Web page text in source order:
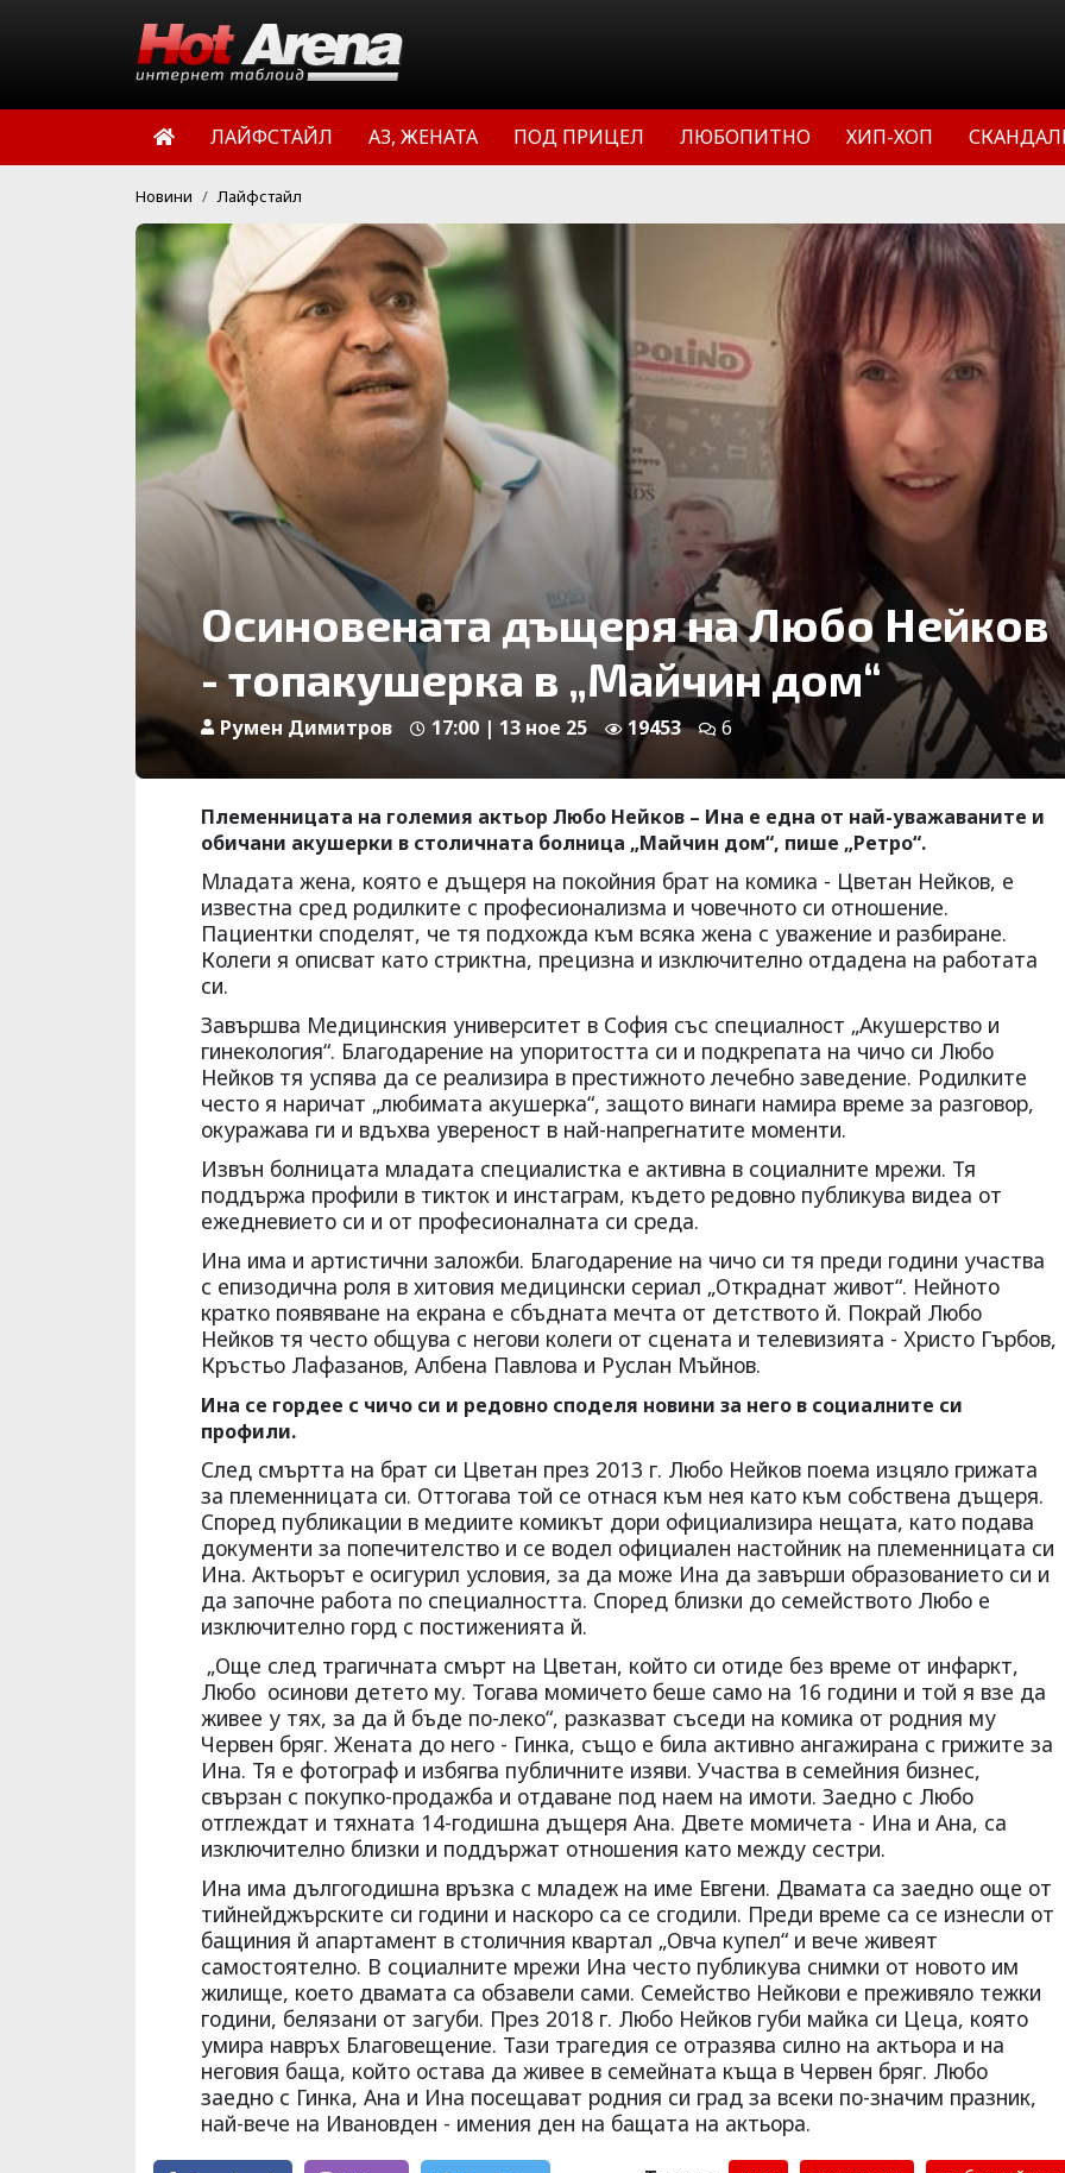
ЛАЙФСТАЙЛ АЗ, ЖЕНАТА ПОД ПРИЦЕЛ ЛЮБОПИТНО ХИП-ХОП
Новини Лайфстайл
Осиновената дъщеря на Любо Нейков
- топакушерка в „Майчин дом“
Румен Димитров 17:00 | 13 ное 25 19453 6
Племенницата на големия актьор Любо Нейков – Ина е една от най-уважаваните и
обичани акушерки в столичната болница „Майчин дом“, пише „Ретро“.
Младата жена, която е дъщеря на покойния брат на комика - Цветан Нейков, е
известна сред родилките с професионализма и човечното си отношение.
Пациентки споделят, че тя подхожда към всяка жена с уважение и разбиране.
Колеги я описват като стриктна, прецизна и изключително отдадена на работата
си.
Завършва Медицинския университет в София със специалност „Акушерство и
гинекология“. Благодарение на упоритостта си и подкрепата на чичо си Любо
Нейков тя успява да се реализира в престижното лечебно заведение. Родилките
често я наричат „любимата акушерка“, защото винаги намира време за разговор,
окуражава ги и вдъхва увереност в най-напрегнатите моменти.
Извън болницата младата специалистка е активна в социалните мрежи. Тя
поддържа профили в тикток и инстаграм, където редовно публикува видеа от
ежедневието си и от професионалната си среда.
Ина има и артистични заложби. Благодарение на чичо си тя преди години участва
с епизодична роля в хитовия медицински сериал „Откраднат живот“. Нейното
кратко появяване на екрана е сбъдната мечта от детството й. Покрай Любо
Нейков тя често общува с негови колеги от сцената и телевизията - Христо Гърбов,
Кръстьо Лафазанов, Албена Павлова и Руслан Мъйнов.
Ина се гордее с чичо си и редовно споделя новини за него в социалните си
профили.
След смъртта на брат си Цветан през 2013 г. Любо Нейков поема изцяло грижата
за племенницата си. Оттогава той се отнася към нея като към собствена дъщеря.
Според публикации в медиите комикът дори официализира нещата, като подава
документи за попечителство и се водел официален настойник на племенницата си
Ина. Актьорът е осигурил условия, за да може Ина да завърши образованието си и
да започне работа по специалността. Според близки до семейството Любо е
изключително горд с постиженията й.
„Още след трагичната смърт на Цветан, който си отиде без време от инфаркт,
Любо осинови детето му. Тогава момичето беше само на 16 години и той я взе да
живее у тях, за да й бъде по-леко“, разказват съседи на комика от родния му
Червен бряг. Жената до него - Гинка, също е била активно ангажирана с грижите за
Ина. Тя е фотограф и избягва публичните изяви. Участва в семейния бизнес,
свързан с покупко-продажба и отдаване под наем на имоти. Заедно с Любо
отглеждат и тяхната 14-годишна дъщеря Ана. Двете момичета - Ина и Ана, са
изключително близки и поддържат отношения като между сестри.
Ина има дългогодишна връзка с младеж на име Евгени. Двамата са заедно още от
тийнейджърските си години и наскоро са се сгодили. Преди време са се изнесли от
бащиния й апартамент в столичния квартал „Овча купел“ и вече живеят
самостоятелно. В социалните мрежи Ина често публикува снимки от новото им
жилище, което двамата са обзавели сами. Семейство Нейкови е преживяло тежки
години, белязани от загуби. През 2018 г. Любо Нейков губи майка си Цеца, която
умира навръх Благовещение. Тази трагедия се отразява силно на актьора и на
неговия баща, който остава да живее в семейната къща в Червен бряг. Любо
заедно с Гинка, Ана и Ина посещават родния си град за всеки по-значим празник,
най-вече на Ивановден - имения ден на бащата на актьора.